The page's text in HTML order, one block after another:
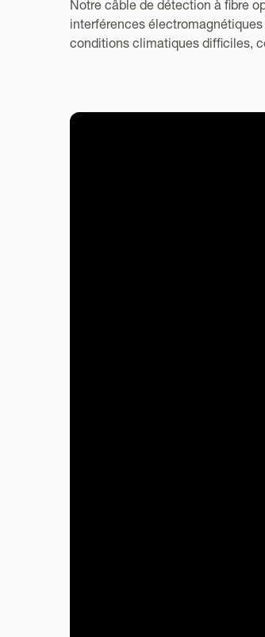
Notre câble de détection à fibre
interférences
conditions climatiques difficiles,